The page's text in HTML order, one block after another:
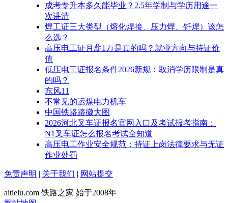
成考专升本多久能毕业？2.5年学制与学历用途一
次讲清
焊工证三大类型（熔化焊接、压力焊、钎焊）该怎
么选？
高压电工证月薪1万是真的吗？就业方向与持证价
值
低压电工证报名条件2026新规：取消学历限制是真
的吗？
东风11
不常见的运煤电力机车
中国铁路路徽大图
2026河北叉车证报名官网入口及考试报考指南：
N1叉车证怎么报名考试全知道
高压电工作业安全规范：持证上岗法律要求与无证
作业处罚
免责声明 | 关于我们 | 网站提交
aitielu.com 铁路之家 始于2008年